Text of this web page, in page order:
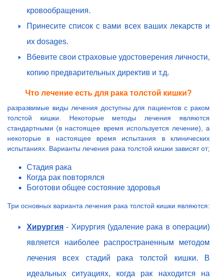
кровообращения.
Принесите список с вами всех ваших лекарств и
их dosages.
Вбевите свои страховые удостоверения личности,
копию предварительных директив и т.д.
Что лечение есть для рака толстой кишки?
разразвимые виды лечения доступны для пациентов с раком
толстой кишки. Некоторые методы лечения являются
стандартными (в настоящее время используется лечение), а
некоторые в настоящее время испытания в клинических
испытаниях. Варианты лечения рака толстой кишки зависят от;
Стадия рака
Когда рак повторялся
Боготови общее состояние здоровья
Три основных варианта лечения рака толстой кишки являются:
Хирургия - Хирургия (удаление рака в операции)
является наиболее распространенным методом
лечения всех стадий рака толстой кишки. В
идеальных ситуациях, когда рак находится на